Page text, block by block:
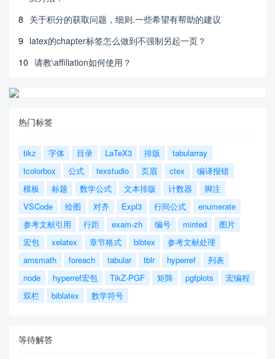
8 关于积分的获取问题，细则.一些希望有帮助的建议
9 latex的chapter标签怎么做到不强制另起一页？
10 请教\affiliation如何使用？
热门标签
tikz 字体 目录 LaTeX3 排版
tabularray
tcolorbox
公式 texstudio 页眉 ctex
编译报错
模板
标题 数学公式 文本排版 计数器
脚注
VSCode
绘图 对齐 Expl3 行间公式
enumerate
参考文献引用
行距 exam-zh 编号 minted
图片
宏包
xelatex 章节格式 bibtex
参考文献处理
amsmath
foreach tabular tblr hyperref
列表
node
hyperref宏包 TikZ-PGF 矩阵 pgfplots
宏编程
双栏
biblatex 数学符号
等待解答